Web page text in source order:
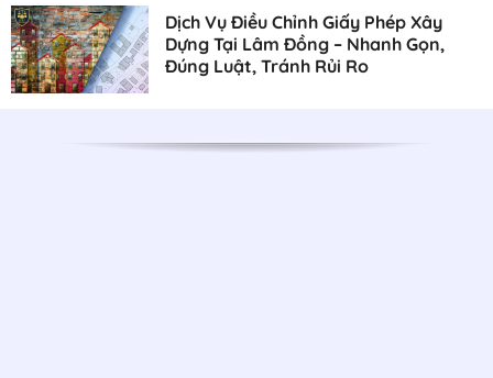
Dịch Vụ Điều Chỉnh Giấy Phép Xây
Dựng Tại Lâm Đồng – Nhanh Gọn,
Đúng Luật, Tránh Rủi Ro